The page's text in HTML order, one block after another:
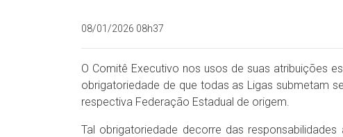
08/01/2026 08h37
O Comitê Executivo nos usos de suas atribuições
obrigatoriedade de que todas as Ligas submetam
respectiva Federação Estadual de origem.
Tal obrigatoriedade decorre das